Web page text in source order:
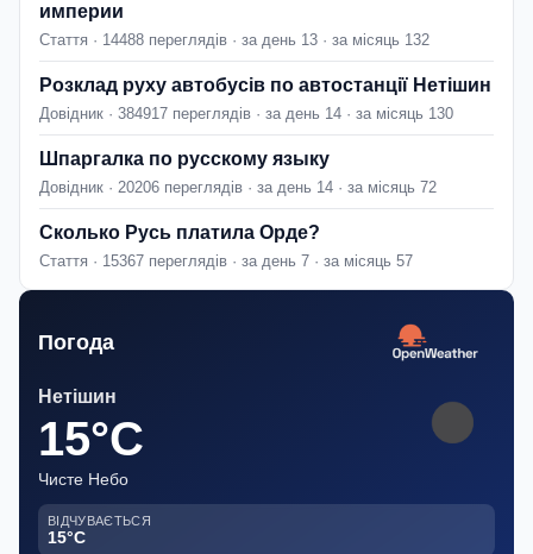
империи
Стаття · 14488 переглядів · за день 13 · за місяць 132
Розклад руху автобусів по автостанції Нетішин
Довідник · 384917 переглядів · за день 14 · за місяць 130
Шпаргалка по русскому языку
Довідник · 20206 переглядів · за день 14 · за місяць 72
Сколько Русь платила Орде?
Стаття · 15367 переглядів · за день 7 · за місяць 57
Погода
Нетішин
15°C
Чисте Небо
ВІДЧУВАЄТЬСЯ
15°C